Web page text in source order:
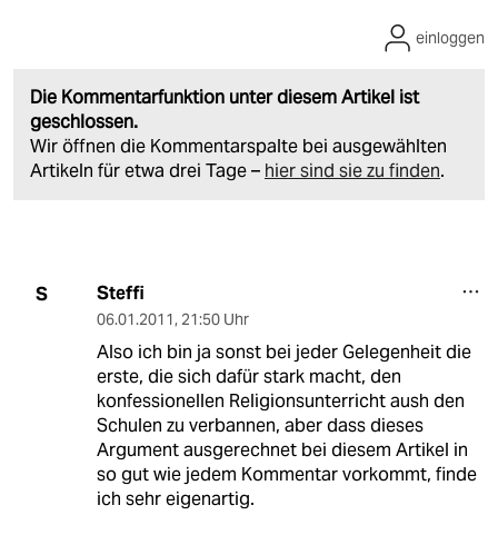
Die Kommentarfunktion unter diesem Artikel ist
geschlossen.
Wir öffnen die Kommentarspalte bei ausgewählten
Artikeln für etwa drei Tage – hier sind sie zu finden.
einloggen
S Steffi
06.01.2011, 21:50 Uhr
Also ich bin ja sonst bei jeder Gelegenheit die
erste, die sich dafür stark macht, den
konfessionellen Religionsunterricht aush den
Schulen zu verbannen, aber dass dieses
Argument ausgerechnet bei diesem Artikel in
so gut wie jedem Kommentar vorkommt, finde
ich sehr eigenartig.